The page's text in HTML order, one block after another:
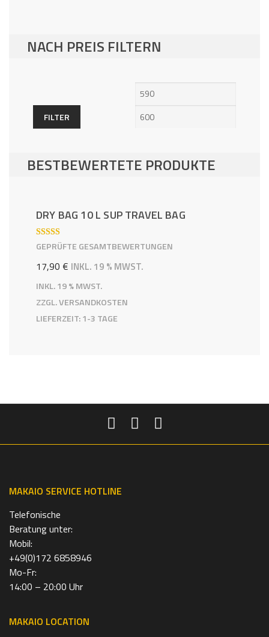
NACH PREIS FILTERN
Min.
FILTER
BESTBEWERTETE PRODUKTE
DRY BAG 10 L SUP TRAVEL BAG
BEWERTE
VON 5
GEPRÜFTE GESAMTBEWERTUNGEN
17,90 € INKL. 19 % MWST.
INKL. 19 % MWST.
ZZGL.VERSANDKOSTEN
LIEFERZEIT:1-3 TAGE
MAKAIO SERVICE HOTLINE
Telefonische
Beratung unter:
Mobil:
+49(0)172 6858946
Mo-Fr:
14:00 – 20:00 Uhr
MAKAIO LOCATION